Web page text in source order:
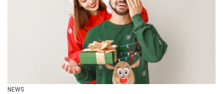
NEWS